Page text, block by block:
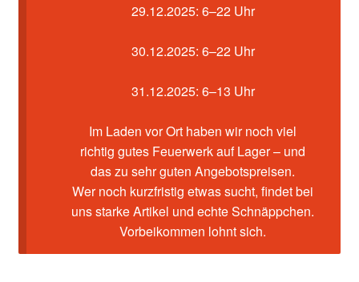
29.12.2025: 6–22 Uhr
30.12.2025: 6–22 Uhr
31.12.2025: 6–13 Uhr
Im Laden vor Ort haben wir noch viel
richtig gutes Feuerwerk auf Lager – und
das zu sehr guten Angebotspreisen.
Wer noch kurzfristig etwas sucht, findet bei
uns starke Artikel und echte Schnäppchen.
Vorbeikommen lohnt sich.